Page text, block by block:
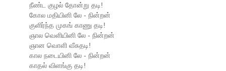
நீண்ட குழல் தோன்று தடி!
கோல மதியினி லே - நின்றன்
குளிர்ந்த முகங் காணு தடி!
ஞால வெளியினி லே - நின்றன்
ஞான வொளி வீசுதடி!
கால நடையினி லே - நின்றன்
காதல் விளங்கு தடி!